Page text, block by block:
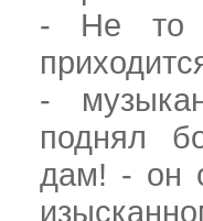
- Не то
-
поднял
дам! - он